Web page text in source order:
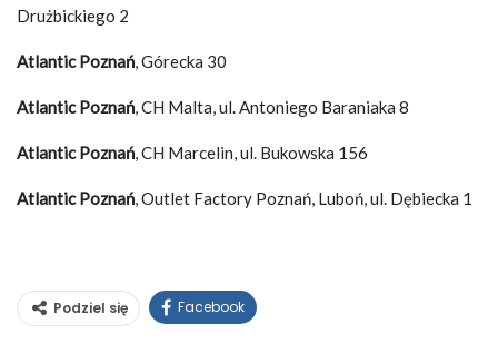
Drużbickiego 2
Atlantic Poznań, Górecka 30
Atlantic Poznań, CH Malta, ul. Antoniego Baraniaka 8
Atlantic Poznań, CH Marcelin, ul. Bukowska 156
Atlantic Poznań, Outlet Factory Poznań, Luboń, ul. Dębiecka 1
Podziel się Facebook